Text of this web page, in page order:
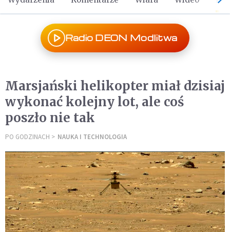
Radio DEON Modlitwa
Marsjański helikopter miał dzisiaj
wykonać kolejny lot, ale coś
poszło nie tak
PO GODZINACH NAUKA I TECHNOLOGIA